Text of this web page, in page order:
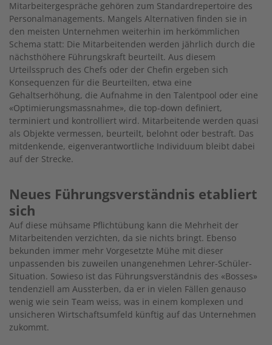
Mitarbeitergespräche gehören zum Standardrepertoire des
Personalmanagements. Mangels Alternativen finden sie in
den meisten Unternehmen weiterhin im herkömmlichen
Schema statt: Die Mitarbeitenden werden jährlich durch die
nächsthöhere Führungskraft beurteilt. Aus diesem
Urteilsspruch des Chefs oder der Chefin ergeben sich
Konsequenzen für die Beurteilten, etwa eine
Gehaltserhöhung, die Aufnahme in den Talentpool oder eine
«Optimierungsmassnahme», die top-down definiert,
terminiert und kontrolliert wird. Mitarbeitende werden quasi
als Objekte vermessen, beurteilt, belohnt oder bestraft. Das
mitdenkende, eigenverantwortliche Individuum bleibt dabei
auf der Strecke.
Neues Führungsverständnis etabliert
sich
Auf diese mühsame Pflichtübung kann die Mehrheit der
Mitarbeitenden verzichten, da sie nichts bringt. Ebenso
bekunden immer mehr Vorgesetzte Mühe mit dieser
unpassenden bis zuweilen unangenehmen Lehrer-Schüler-
Situation. Sowieso ist das Führungsverständnis des «Bosses»
tendenziell am Aussterben, da er in vielen Fällen genauso
wenig wie sein Team weiss, was in einem komplexen und
unsicheren Wirtschaftsumfeld künftig auf das Unternehmen
zukommt.